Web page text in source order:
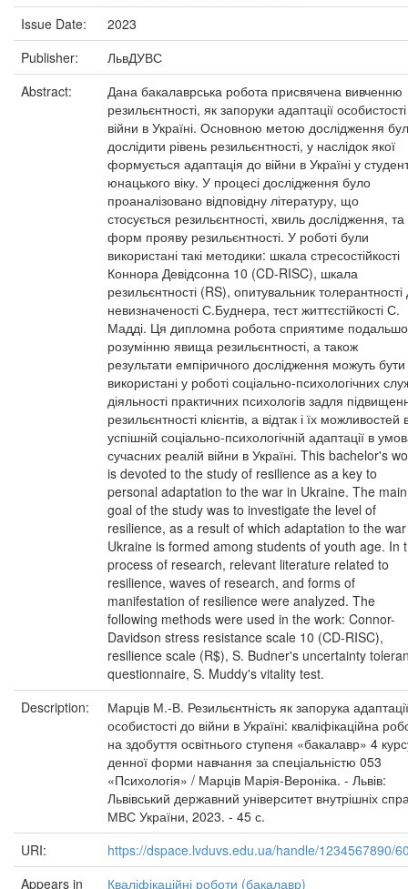
Issue Date:
2023
Publisher:
ЛьвДУВС
Abstract:
Дана бакалаврська робота присвячена вивченню
резильєнтності, як запоруки адаптації
війни в Україні. Основною метою дослідження
дослідити рівень резильєнтності, у наслідок якої
формується адаптація до війни в Україні у
юнацького віку. У процесі дослідження було
проаналізовано відповідну літературу, що
стосується резильєнтності, хвиль дослідження, та
форм прояву резильєнтності. У роботі були
використані такі методики: шкала стресостійкості
Коннора Девідсонна 10 (CD-RISC), шкала
резильєнтності (RS), опитувальник толерантності
невизначеності С.Буднера, тест життєстійкості С.
Мадді. Ця дипломна робота сприятиме
розумінню явища резильєнтності, а також
результати емпіричного дослідження можуть бути
використані у роботі соціально-психологічних
діяльності практичних психологів задля
резильєнтності клієнтів, а відтак і їх можливостей
успішній соціально-психологічній адаптації в
сучасних реалій війни в Україні. This bachelor's
is devoted to the study of resilience as a key to
personal adaptation to the war in Ukraine. The main
goal of the study was to investigate the level of
resilience, as a result of which adaptation to the
Ukraine is formed among students of youth age. In
process of research, relevant literature related to
resilience, waves of research, and forms of
manifestation of resilience were analyzed. The
following methods were used in the work: Connor-
Davidson stress resistance scale 10 (CD-RISC),
resilience scale (R$), S. Budner's uncertainty
questionnaire, S. Muddy's vitality test.
Description:
Марців М.-В. Резильєнтність як запорука адаптації
особистості до війни в Україні: кваліфікаційна
на здобуття освітнього ступеня «бакалавр» 4
денної форми навчання за спеціальністю 053
«Психологія» / Марців Марія-Вероніка. - Львів:
Львівський державний університет внутрішніх
МВС України, 2023. - 45 с.
URI:
https://dspace.lvduvs.edu.ua/handle/1234567890/
Appears in
Кваліфікаційні роботи (бакалавр)